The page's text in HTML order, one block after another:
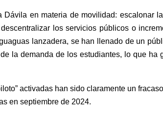
Dávila en materia de movilidad: escalonar
los servicios públicos o
lanzadera, se han llenado de un
la demanda de los estudiantes, lo que ha
activadas han sido claramente un
en septiembre de 2024.